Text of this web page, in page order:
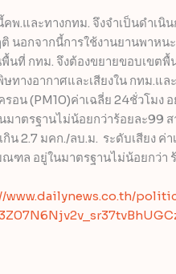
พ.และทางกทม. จึงจำเป็นดำเ
ติ นอกจากนี้การใช้งานยานพา
นที่ กทม. จึงต้องขยายขอบเขต
ทางอากาศและเสียงใน กทม.
อน (PM10)ค่าเฉลี่ย 24ชั่วโมง
มาตรฐานไม่น้อยกว่าร้อยละ99
น 2.7 มคก./ลบ.ม. ระดับเสียง ค่
ฑล อยู่ในมาตรฐานไม่น้อยกว่า
www.dailynews.co.th/